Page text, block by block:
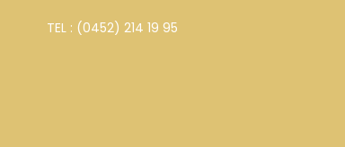
TEL : (0452) 214 19 95